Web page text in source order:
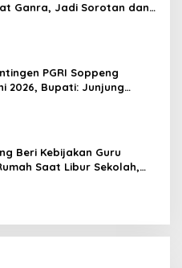
Ganra, Jadi Sorotan dan
PGRI Soppeng
2026, Bupati: Junjung
Beri Kebijakan Guru
Saat Libur Sekolah,